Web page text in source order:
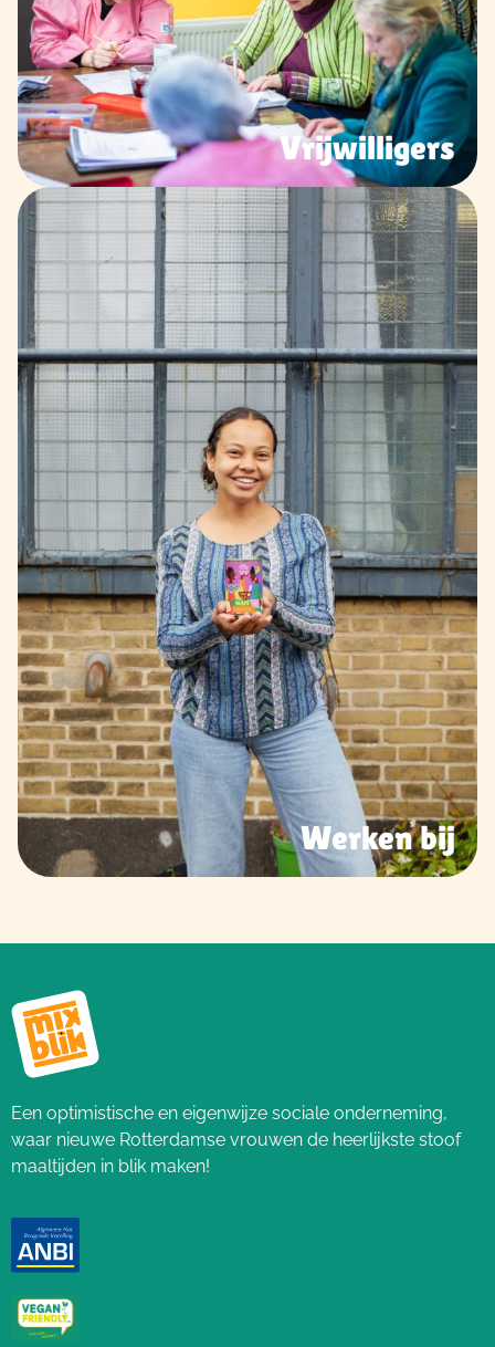
Vrijwilligers
Werken bij
Een optimistische en eigenwijze sociale onderneming,
waar nieuwe Rotterdamse vrouwen de heerlijkste stoof
maaltijden in blik maken!